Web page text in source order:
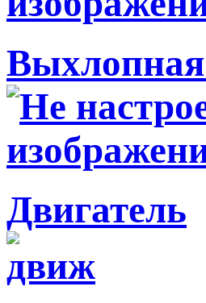
Выхлопная
Двигатель